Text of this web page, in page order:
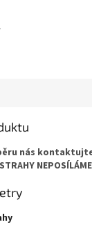
nás